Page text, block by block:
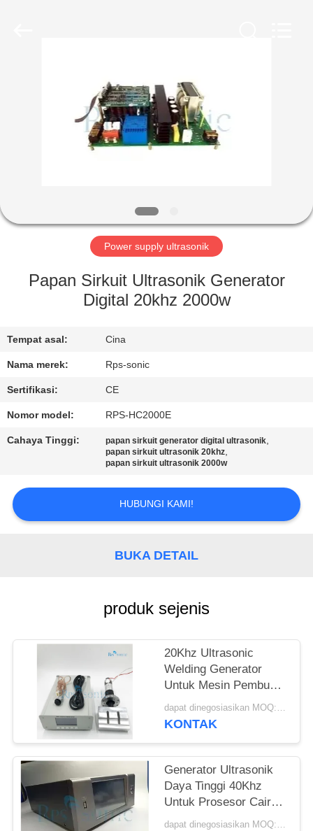
PRODUK
TUR
KONTROL
HUBUNGI
KAMI
SITEMAP
Power supply ultrasonik
Papan Sirkuit Ultrasonik Generator
Digital 20khz 2000w
Tempat asal: Cina
Nama merek: Rps-sonic
Sertifikasi: CE
Nomor model: RPS-HC2000E
Cahaya Tinggi: papan sirkuit generator digital ultrasonik,
papan sirkuit ultrasonik 20khz,
papan sirkuit ultrasonik 2000w
HUBUNGI KAMI!
BUKA DETAIL
produk sejenis
20Khz Ultrasonic
Welding Generator
Untuk Mesin Pembuat
Masker Ultrasonic
Mask Slicer
dapat dinegosiasikan MOQ:1 buah
KONTAK
Generator Ultrasonik
Daya Tinggi 40Khz
Untuk Prosesor Cair
Pemotong Las
dapat dinegosiasikan MOQ:1 buah